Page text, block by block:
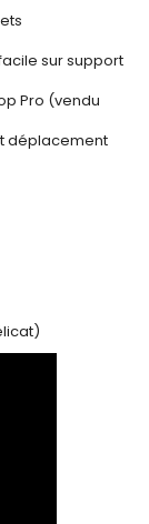
sur support
Pro (vendu
déplacement